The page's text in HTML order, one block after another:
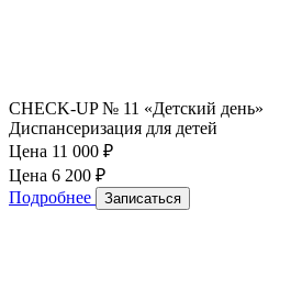
CHECK-UP № 11 «Детский день»
Диспансеризация для детей
Цена 11 000 ₽
Цена 6 200 ₽
Подробнее
Записаться